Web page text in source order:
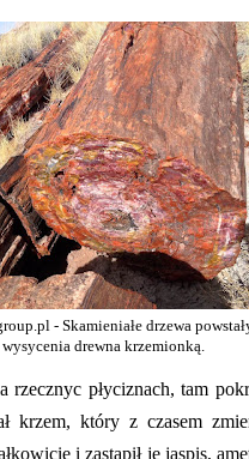
- Skamieniałe drzewa
wysycenia drewna krzemionką.
rzecznyc płyciznach, tam
krzem, który z czasem
i zastąpił je jaspis,